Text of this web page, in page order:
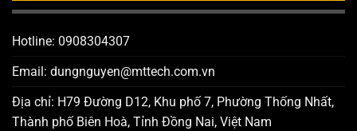
Hotline: 0908304307
Email: dungnguyen@mttech.com.vn
Địa chỉ: H79 Đường D12, Khu phố 7, Phường Thống Nhất,
Thành phố Biên Hoà, Tỉnh Đồng Nai, Việt Nam